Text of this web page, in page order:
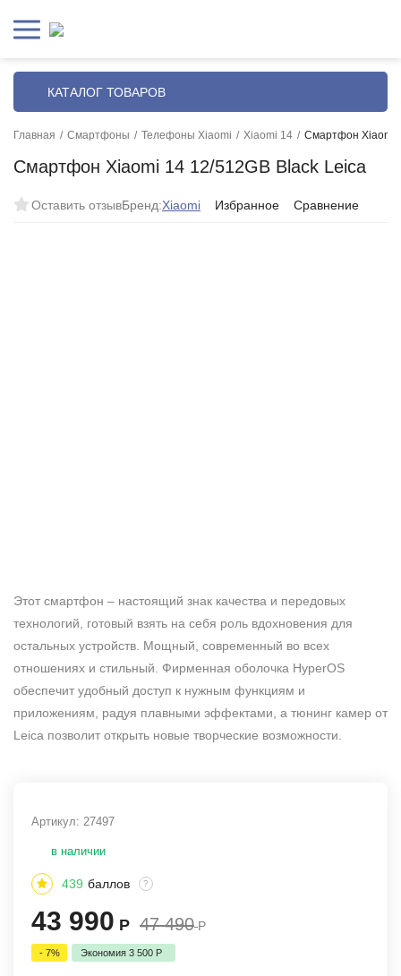
КАТАЛОГ ТОВАРОВ
Главная / Смартфоны / Телефоны Xiaomi / Xiaomi 14 / Смартфон Xiaomi
Смартфон Xiaomi 14 12/512GB Black Leica
Оставить отзывБренд:Xiaomi Избранное Сравнение
Этот смартфон – настоящий знак качества и передовых
технологий, готовый взять на себя роль вдохновения для
остальных устройств. Мощный, современный во всех
отношениях и стильный. Фирменная оболочка HyperOS
обеспечит удобный доступ к нужным функциям и
приложениям, радуя плавными эффектами, а тюнинг камер от
Leica позволит открыть новые творческие возможности.
Артикул: 27497
в наличии
439 баллов ?
43 990 Р 47 490 Р
- 7% Экономия 3 500 Р